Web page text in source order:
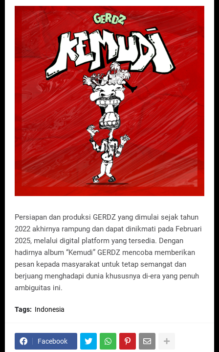
Persiapan dan produksi GERDZ yang dimulai sejak tahun
2022 akhirnya rampung dan dapat dinikmati pada Februari
2025, melalui digital platform yang tersedia. Dengan
hadirnya album “Kemudi” GERDZ mencoba memberikan
pesan kepada masyarakat untuk tetap semangat dan
berjuang menghadapi dunia khususnya di-era yang penuh
ambiguitas ini.
Tags: Indonesia
Facebook